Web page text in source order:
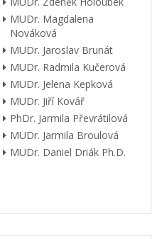
MUDr. Magdalena
Nováková
MUDr. Jaroslav Brunát
MUDr. Radmila Kučerová
MUDr. Jelena Kepková
MUDr. Jiří Kovář
PhDr. Jarmila Převrátilová
MUDr. Jarmila Broulová
MUDr. Daniel Driák Ph.D.